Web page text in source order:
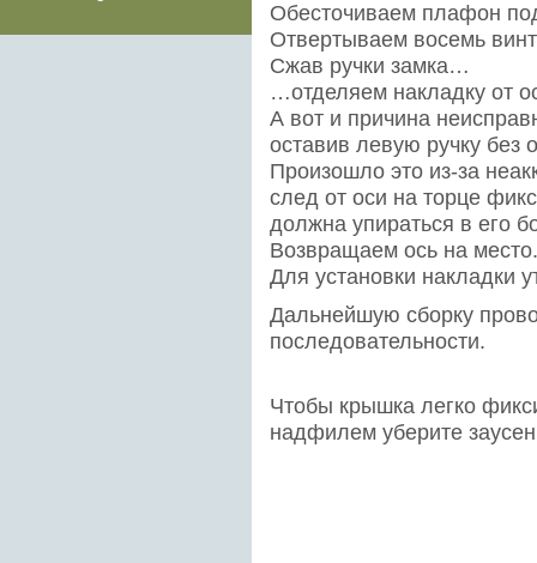
Обесточиваем плафон
Отвертываем восемь
Сжав ручки замка…
…отделяем накладку от
А вот и причина
оставив левую ручку без
Произошло это из-за
след от оси на торце
должна упираться в его
Возвращаем ось на место.
Для установки накладки
Дальнейшую сборку
последовательности.
Чтобы крышка легко
надфилем уберите